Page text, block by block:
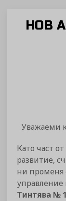
НОВ
Уважаеми
Като част
развитие,
ни променя
управление
Тинтява №